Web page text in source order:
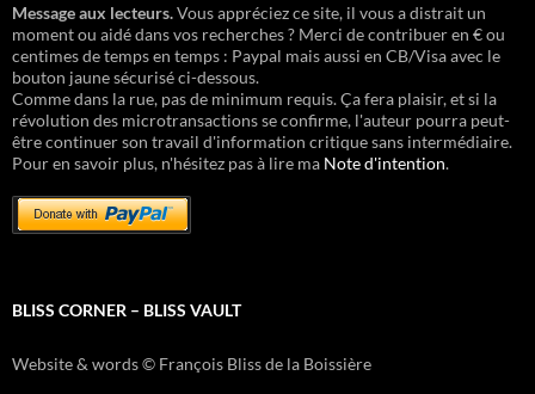
Message aux lecteurs.Vous appréciez ce site, il vous a distrait un
moment ou aidé dans vos recherches ? Merci de contribuer en € ou
centimes de temps en temps : Paypal mais aussi en CB/Visa avec le
bouton jaune sécurisé ci-dessous.
Comme dans la rue, pas de minimum requis. Ça fera plaisir, et si la
révolution des microtransactions se confirme, l'auteur pourra peut-
être continuer son travail d'information critique sans intermédiaire.
Pour en savoir plus, n'hésitez pas à lire ma Note d'intention.
BLISS CORNER – BLISS VAULT
Website & words © François Bliss de la Boissière